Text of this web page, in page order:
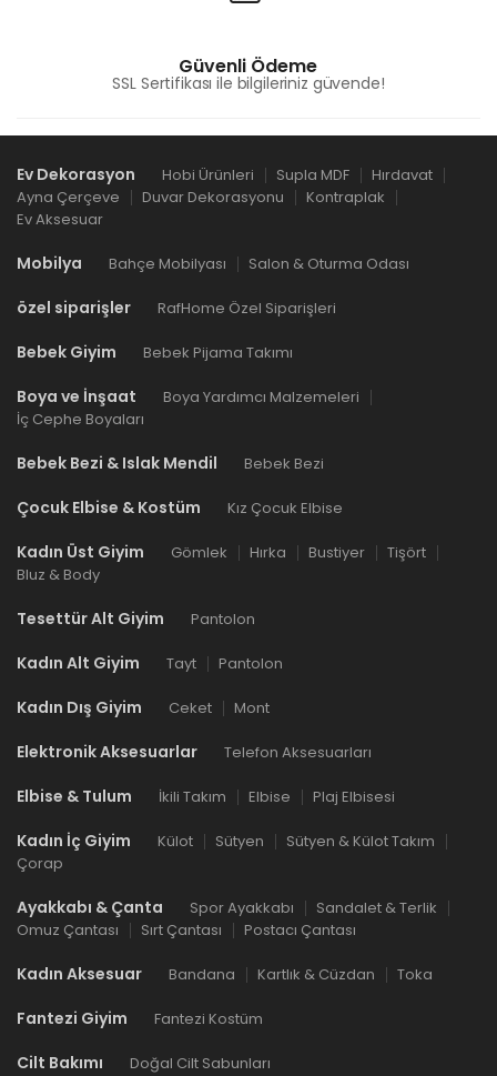
Güvenli Ödeme
SSL Sertifikası ile bilgileriniz güvende!
Ev Dekorasyon Hobi Ürünleri Supla MDF
Hırdavat
Ayna Çerçeve
Duvar Dekorasyonu
Kontraplak
Ev Aksesuar
Mobilya Bahçe Mobilyası Salon & Oturma Odası
özel siparişler RafHome Özel Siparişleri
Bebek Giyim Bebek Pijama Takımı
Boya ve İnşaat
Boya Yardımcı Malzemeleri
İç Cephe Boyaları
Bebek Bezi & Islak Mendil Bebek Bezi
Çocuk Elbise & Kostüm Kız Çocuk Elbise
Kadın Üst Giyim Gömlek Hırka Bustiyer
Tişört
Bluz & Body
Tesettür Alt Giyim Pantolon
Kadın Alt Giyim Tayt Pantolon
Kadın Dış Giyim Ceket Mont
Elektronik Aksesuarlar Telefon Aksesuarları
Elbise & Tulum İkili Takım Elbise Plaj Elbisesi
Kadın İç Giyim Külot Sütyen
Sütyen & Külot Takım
Çorap
Ayakkabı & Çanta Spor Ayakkabı
Sandalet & Terlik
Omuz Çantası
Sırt Çantası Postacı Çantası
Kadın Aksesuar Bandana Kartlık & Cüzdan Toka
Fantezi Giyim Fantezi Kostüm
Cilt Bakımı Doğal Cilt Sabunları